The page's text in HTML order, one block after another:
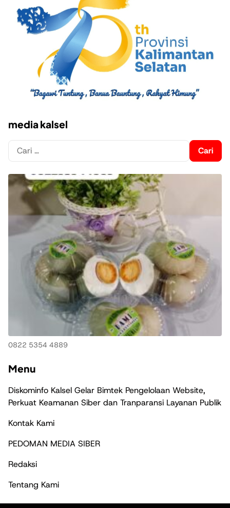
media kalsel
Cari
untuk:
0822 5354 4889
Menu
Diskominfo Kalsel Gelar Bimtek Pengelolaan Website,
Perkuat Keamanan Siber dan Tranparansi Layanan Publik
Kontak Kami
PEDOMAN MEDIA SIBER
Redaksi
Tentang Kami